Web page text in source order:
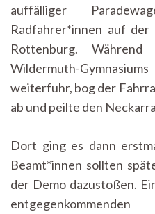
auffälliger
Radfahrer*innen auf
Rottenburg.
Wildermuth-
weiterfuhr, bog der
ab und peilte den
Dort ging es dann
Beamt*innen sollten
der Demo dazustoßen.